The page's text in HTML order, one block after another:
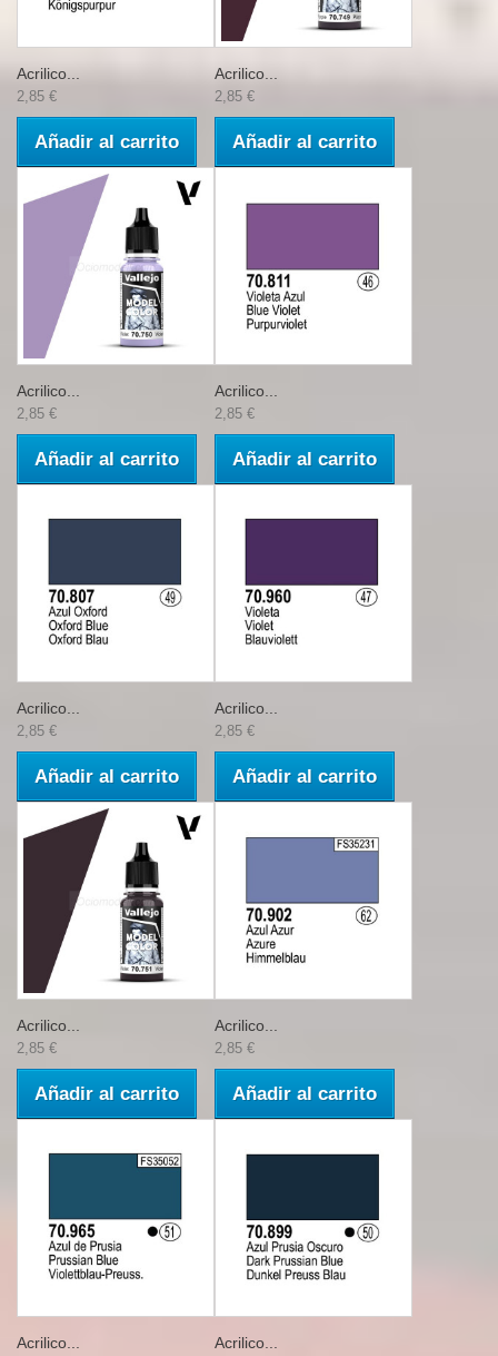
Acrilico...
2,85 €
Añadir al carrito
Acrilico...
2,85 €
Añadir al carrito
Acrilico...
2,85 €
Añadir al carrito
Acrilico...
2,85 €
Añadir al carrito
Acrilico...
2,85 €
Añadir al carrito
Acrilico...
2,85 €
Añadir al carrito
Acrilico...
2,85 €
Añadir al carrito
Acrilico...
2,85 €
Añadir al carrito
Acrilico... Acrilico...